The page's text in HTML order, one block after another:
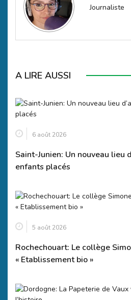
Journaliste
A LIRE AUSSI
6 août 2026
Saint-Junien: Un nouveau lieu
enfants placés
5 août 2026
Rochechouart: Le collège
« Etablissement bio »